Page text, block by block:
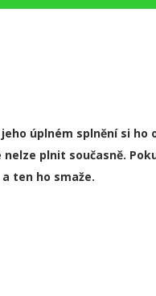
úplném splnění si ho
plnit současně.
ten ho smaže.